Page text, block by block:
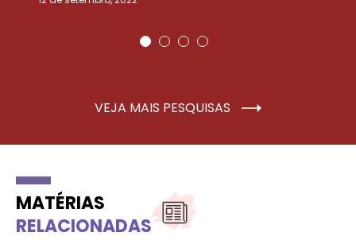
VEJA MAIS PESQUISAS
MATÉRIAS
RELACIONADAS